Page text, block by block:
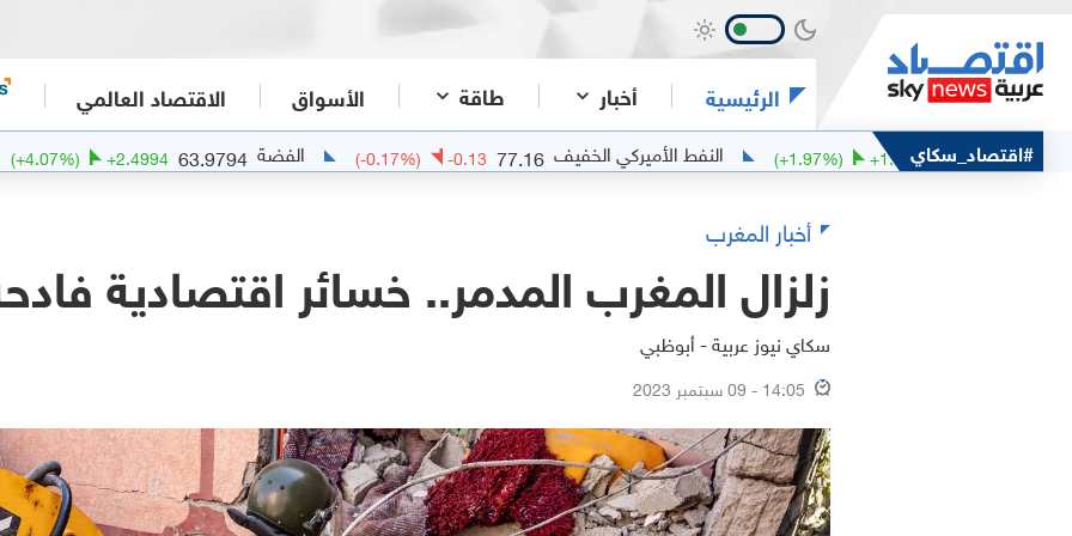
الرئيسية أخبار طاقة الأسواق الاقتصاد العالمي
#اقتصاد_سكاي
81.1
+1.57
+1.97%) النفط الأميركي الخفيف 77.16
-0.13
-0.17%) الفضة 63.9794
+2.4994
+4.07%)
أخبار المغرب
زلزال المغرب المدمر.. خسائر اقتصادية
سكاي نيوز عربية - أبوظبي
14:05 - 09 سبتمبر 2023